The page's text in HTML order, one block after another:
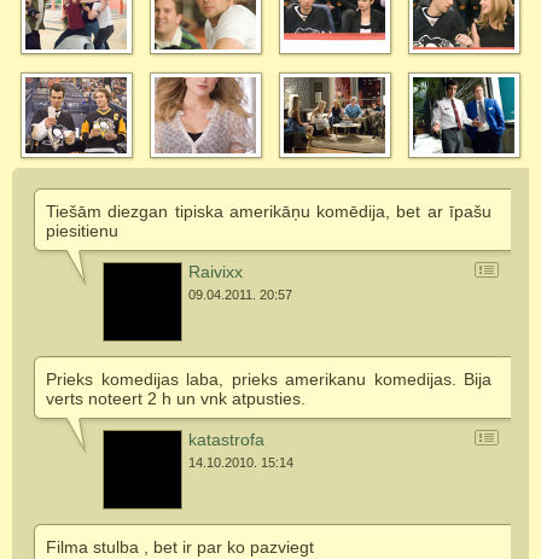
Tiešām diezgan tipiska amerikāņu komēdija, bet ar īpašu
piesitienu
Raivixx
09.04.2011. 20:57
Prieks komedijas laba, prieks amerikanu komedijas. Bija
verts noteert 2 h un vnk atpusties.
katastrofa
14.10.2010. 15:14
Filma stulba , bet ir par ko pazviegt